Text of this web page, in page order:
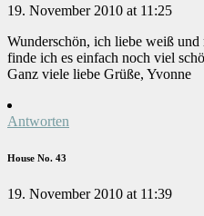
19. November 2010 at 11:25
Wunderschön, ich liebe weiß und
finde ich es einfach noch viel
Ganz viele liebe Grüße, Yvonne
Antworten
House No. 43
19. November 2010 at 11:39